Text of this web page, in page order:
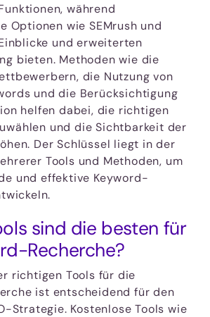
während
Optionen wie SEMrush und
und erweiterten
bieten. Methoden wie die
die Nutzung von
und die Berücksichtigung
helfen dabei, die richtigen
und die Sichtbarkeit der
Der Schlüssel liegt in der
Tools und Methoden, um
und effektive Keyword-
sind die besten für
Recherche?
richtigen Tools für die
ist entscheidend für den
Strategie. Kostenlose Tools wie